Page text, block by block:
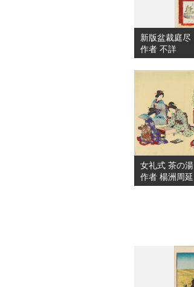
新版盆裁庭尽
作者 不詳
女礼式 茶の湯
作者 楊洲周延